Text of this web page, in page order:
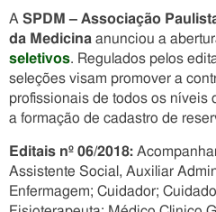
A SPDM – Associação
da Medicina anunciou a
seletivos. Regulados pelos
seleções visam promover a
profissionais de todos os níveis
a formação de cadastro de
Editais nº 06/2018:
Assistente Social, Auxiliar
Enfermagem; Cuidador;